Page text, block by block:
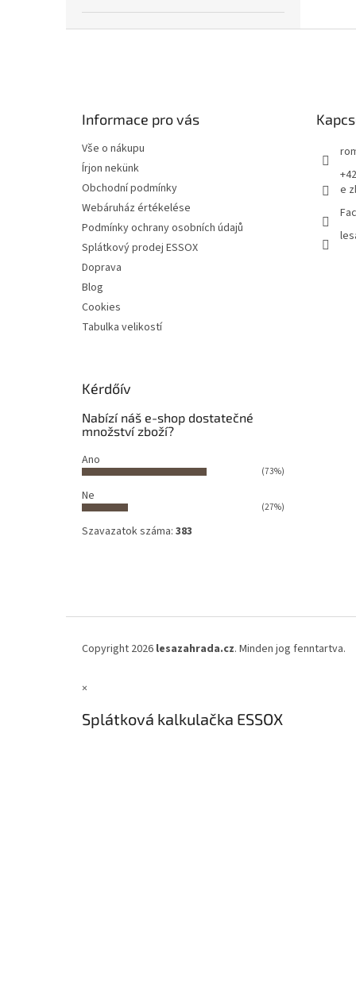
Informace pro vás
Vše o nákupu
Írjon nekünk
Obchodní podmínky
Webáruház értékelése
Podmínky ochrany osobních údajů
Splátkový prodej ESSOX
Doprava
Blog
Cookies
Tabulka velikostí
e
Kérdőív
Nabízí náš e-shop dostatečné
množství zboží?
Ano
(73%)
Ne
(27%)
Szavazatok száma: 383
Copyright 2026 lesazahrada.cz. Minden jog fenntartva.
×
Splátková kalkulačka ESSOX